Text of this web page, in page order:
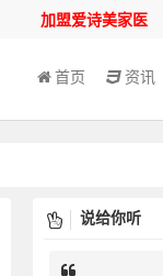
加盟爱诗美家医
首页 资讯
说给你听